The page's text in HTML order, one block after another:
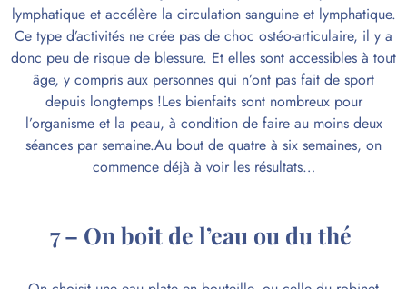
lymphatique et accélère la circulation sanguine et lymphatique.
Ce type d’activités ne crée pas de choc ostéo-articulaire, il y a
donc peu de risque de blessure. Et elles sont accessibles à tout
âge, y compris aux personnes qui n’ont pas fait de sport
depuis longtemps !Les bienfaits sont nombreux pour
l’organisme et la peau, à condition de faire au moins deux
séances par semaine.Au bout de quatre à six semaines, on
commence déjà à voir les résultats…
7 – On boit de l’eau ou du thé